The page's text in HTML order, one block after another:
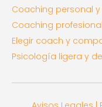
Coaching personal
Coaching
Elegir coach y
Psicología ligera y